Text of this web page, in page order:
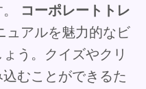
コーポレートトレ
ュアルを魅力的なビ
う。クイズやクリ
むことができるた